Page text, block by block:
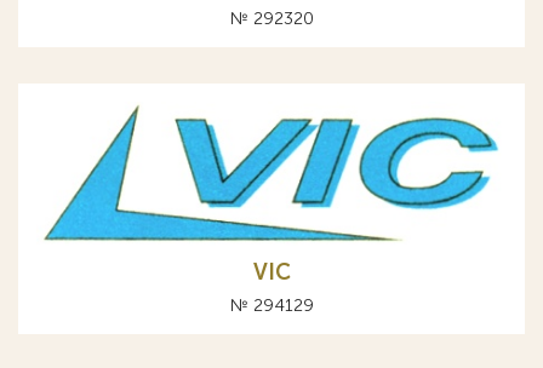
№ 292320
VIC
№ 294129